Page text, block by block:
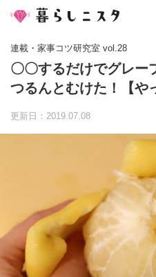
連載・家事コツ研究室 vol.28
〇〇するだけでグレー
つるんとむけた！【や
更新日：2019.07.08